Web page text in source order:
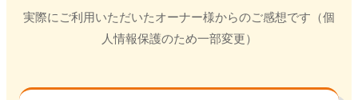
実際にご利用いただいたオーナー様からのご感想です（個
人情報保護のため一部変更）